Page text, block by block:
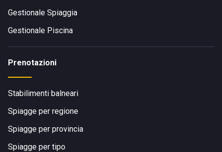
Gestionale Spiaggia
Gestionale Piscina
Prenotazioni
Stabilimenti balneari
Spiagge per regione
Spiagge per provincia
Spiagge per tipo